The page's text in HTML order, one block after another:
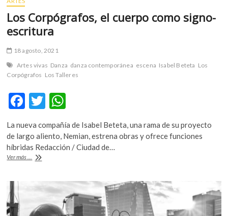
Los Corpógrafos, el cuerpo como signo-
escritura
18 agosto, 2021
Artes vivas Danza danza contemporánea escena Isabel Beteta Los
Corpógrafos Los Talleres
F
e
b
o
T
itt
er
h
at
s
p
p
La nueva compañía de Isabel Beteta, una rama de su proyecto
de largo aliento, Nemian, estrena obras y ofrece funciones
híbridas Redacción / Ciudad de…
Ver más ... Los
como
signo-
escritura